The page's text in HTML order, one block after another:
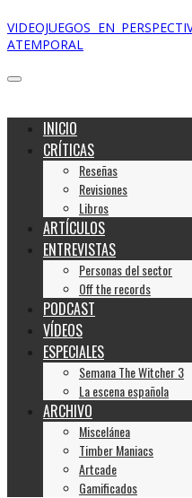
VIDEOJUEGOS EN
ATEMPORAL
INICIO
CRÍTICAS
Reseñas
Revisiones
Libros
ARTÍCULOS
ENTREVISTAS
Personas del sector
Off the records
PODCAST
VÍDEOS
ESPECIALES
Semana The Witcher 3
La escena española
ARCHIVO
Miscelánea
Timber Maniacs
Artcade
Gamificados